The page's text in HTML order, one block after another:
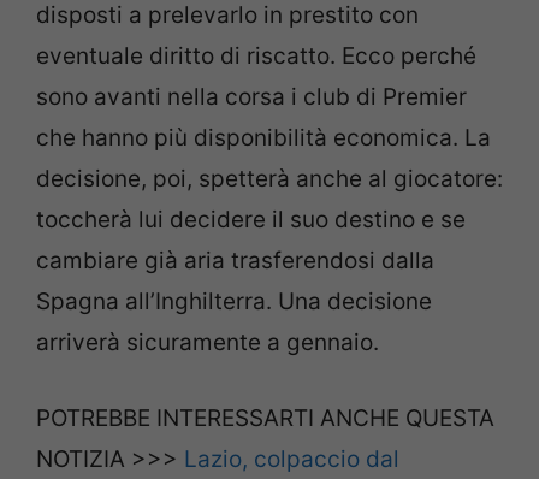
disposti a prelevarlo in prestito con
eventuale diritto di riscatto. Ecco perché
sono avanti nella corsa i club di Premier
che hanno più disponibilità economica. La
decisione, poi, spetterà anche al giocatore:
toccherà lui decidere il suo destino e se
cambiare già aria trasferendosi dalla
Spagna all’Inghilterra. Una decisione
arriverà sicuramente a gennaio.
POTREBBE INTERESSARTI ANCHE QUESTA
NOTIZIA >>> Lazio, colpaccio dal